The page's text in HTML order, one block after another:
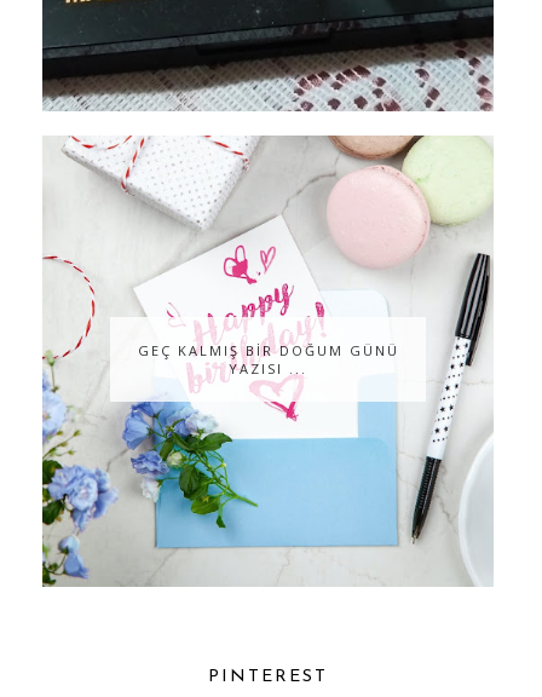
GEÇ KALMIŞ BİR DOĞUM GÜNÜ
YAZISI ...
PINTEREST